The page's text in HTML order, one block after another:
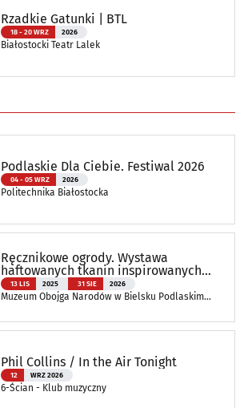
Rzadkie Gatunki | BTL
18 - 20 WRZ 2026
Białostocki Teatr Lalek
Podlaskie Dla Ciebie. Festiwal 2026
04 - 05 WRZ 2026
Politechnika Białostocka
Ręcznikowe ogrody. Wystawa
haftowanych tkanin inspirowanych
naturą
13 LIS 2025 31 SIE 2026
Muzeum Obojga Narodów w Bielsku Podlaskim
Phil Collins / In the Air Tonight
12 WRZ 2026
6-Ścian - Klub muzyczny